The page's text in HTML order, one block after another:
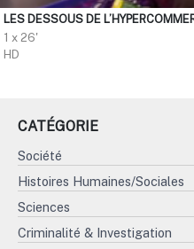
LES DESSOUS DE
1 x 26'
HD
CATÉGORIE
Société
Histoires Humaines/Sociales
Sciences
Criminalité & Investigation